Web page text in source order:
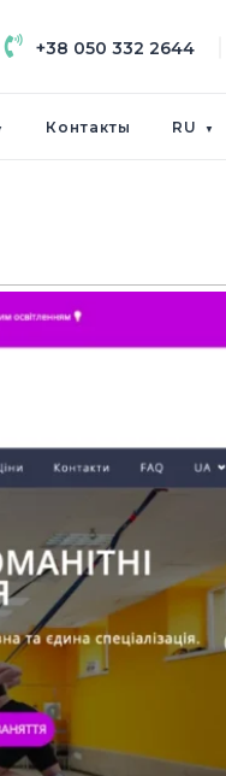
+38 050 332 2644
Контакты RU